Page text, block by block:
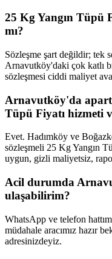
25 Kg Yangın Tüpü
mı?
Sözleşme şart değildir; tek
Arnavutköy'daki çok katlı
sözleşmesi ciddi maliyet
Arnavutköy'da
Tüpü Fiyatı hizmeti
Evet. Hadımköy ve
sözleşmeli 25 Kg Yangın
uygun, gizli maliyetsiz,
Acil durumda
ulaşabilirim?
WhatsApp ve telefon
müdahale aracımız hazır
adresinizdeyiz.